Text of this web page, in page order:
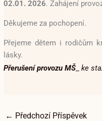
02.01. 2026. Zahájení
Děkujeme za pochopení.
Přejeme dětem i rodičům
lásky.
Přerušení provozu MŠ _ke
← Předchozí Příspěvek